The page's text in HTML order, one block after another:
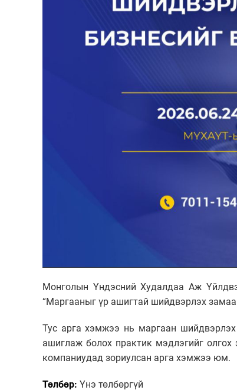
Монголын Үндэсний Худалдаа Аж
“Маргааныг үр ашигтай шийдвэрлэх
Тус арга хэмжээ нь маргаан
ашиглаж болох практик мэдлэгийг
компаниудад зориулсан арга хэмжээ юм.
Төлбөр: Үнэ төлбөргүй